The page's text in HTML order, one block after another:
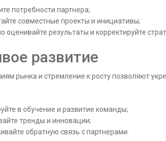
потребности партнера;
совместные проекты и инициативы;
оценивайте результаты и корректируйте
развитие
рынка и стремление к росту позволяют
в обучение и развитие команды;
тренды и инновации;
обратную связь с партнерами.